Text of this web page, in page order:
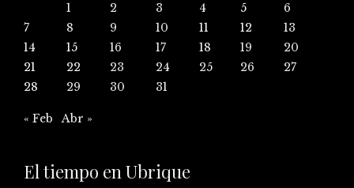
1
2 3 4 5
6
7
8 9 10 11 12
13
14
15 16 17 18 19
20
21
22 23 24 25 26
27
28
29 30 31
« Feb Abr »
El tiempo en Ubrique